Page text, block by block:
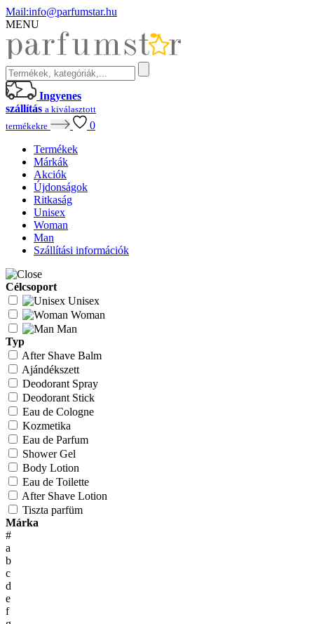
Mail:info@parfumstar.hu
MENU
Ingyenes
szállítás a kiválasztott
termékekre
0
Termékek
Márkák
Akciók
Újdonságok
Ritkaság
Unisex
Woman
Man
Szállítási információk
Célcsoport
Unisex
Woman
Man
Typ
After Shave Balm
Ajándékszett
Deodorant Spray
Deodorant Stick
Eau de Cologne
Kozmetika
Eau de Parfum
Shower Gel
Body Lotion
Eau de Toilette
After Shave Lotion
Tiszta parfüm
Márka
#
a
b
c
d
e
f